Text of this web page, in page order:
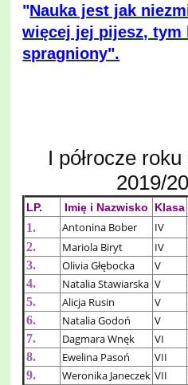
"Nauka jest jak
więcej jej pijesz, tym
spragniony".
I półrocze
2019/
LP. Imię i Nazwisko Klasa
1. Antonina Bober IV
2. Mariola Biryt IV
3. Olivia Głębocka V
4. Natalia Stawiarska V
5. Alicja Rusin V
6. Natalia Godoń V
7. Dagmara Wnęk VI
8. Ewelina Pasoń VII
9. Weronika Janeczek VII